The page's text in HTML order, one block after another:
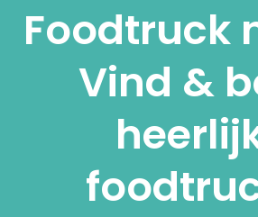
Foodtruck
Vind &